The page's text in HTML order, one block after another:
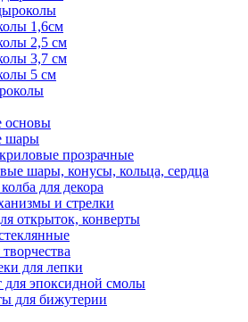
1,6см
2,5 см
3,7 см
5 см
основы
шары
прозрачные
шары, конусы, кольца, сердца
для декора
и стрелки
открыток, конверты
для лепки
для эпоксидной смолы
для бижутерии